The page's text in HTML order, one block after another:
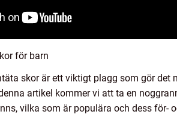
för barn
skor är ett viktigt plagg som gör
artikel kommer vi att ta en
vilka som är populära och dess för-